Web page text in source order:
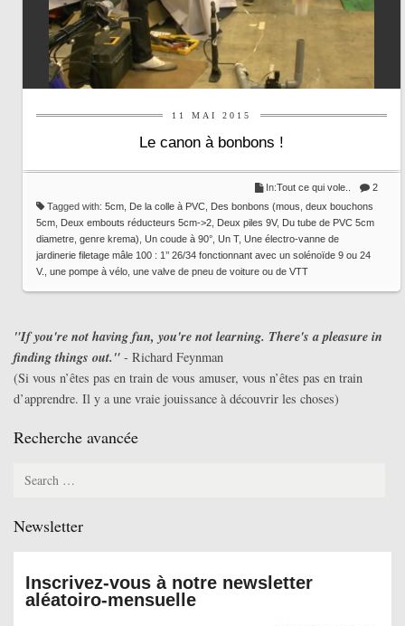
11 MAI 2015
Le canon à bonbons !
2
In:Tout ce qui vole..
Tagged with: 5cm, De la colle à PVC, Des bonbons (mous, deux bouchons
5cm, Deux embouts réducteurs 5cm->2, Deux piles 9V, Du tube de PVC 5cm
diametre, genre krema), Un coude à 90°, Un T, Une électro-vanne de
jardinerie filetage mâle 100 : 1’’ 26/34 fonctionnant avec un solénoïde 9 ou 24
V., une pompe à vélo, une valve de pneu de voiture ou de VTT
"If you're not having fun, you're not learning. There's a pleasure in
finding things out." - Richard Feynman
(Si vous n’êtes pas en train de vous amuser, vous n’êtes pas en train
d’apprendre. Il y a une vraie jouissance à découvrir les choses)
Recherche avancée
Newsletter
Inscrivez-vous à notre newsletter
aléatoiro-mensuelle